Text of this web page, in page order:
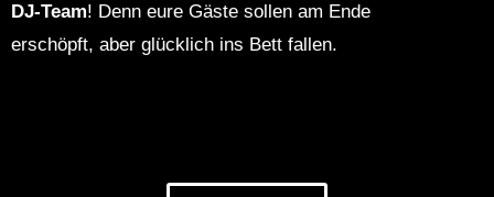
DJ-Team! Denn eure Gäste sollen am Ende
erschöpft, aber glücklich ins Bett fallen.